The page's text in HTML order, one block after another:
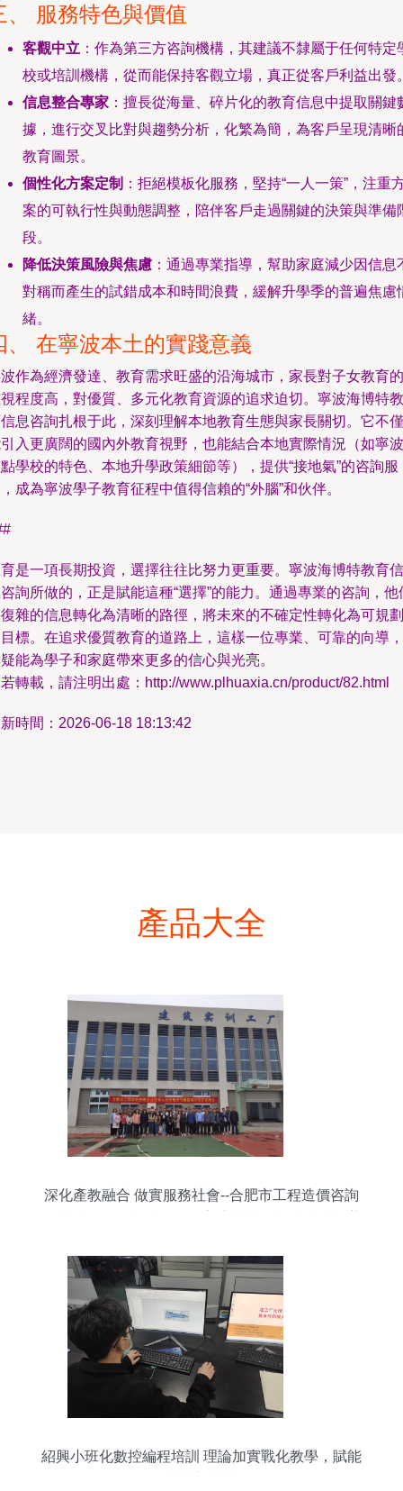
、 服務特色與價值
客觀中立 ：作為第三方咨詢機構，其建議不隸屬于任何特定
校或培訓機構，從而能保持客觀立場，真正從客戶利益出發
信息整合專家 ：擅長從海量、碎片化的教育信息中提取關鍵
據，進行交叉比對與趨勢分析，化繁為簡，為客戶呈現清晰
教育圖景。
個性化方案定制 ：拒絕模板化服務，堅持“一人一策”，注重
案的可執行性與動態調整，陪伴客戶走過關鍵的決策與準備
段。
降低決策風險與焦慮 ：通過專業指導，幫助家庭減少因信息
對稱而產生的試錯成本和時間浪費，緩解升學季的普遍焦慮
緒。
、 在寧波本土的實踐意義
作為經濟發達、教育需求旺盛的沿海城市，家長對子女教育的
程度高，對優質、多元化教育資源的追求迫切。寧波海博特教
息咨詢扎根于此，深刻理解本地教育生態與家長關切。它不僅
入更廣闊的國內外教育視野，也能結合本地實際情況（如寧波
學校的特色、本地升學政策細節等），提供“接地氣”的咨詢服
成為寧波學子教育征程中值得信賴的“外腦”和伙伴。
是一項長期投資，選擇往往比努力更重要。寧波海博特教育信
詢所做的，正是賦能這種“選擇”的能力。通過專業的咨詢，他
雜的信息轉化為清晰的路徑，將未來的不確定性轉化為可規劃
標。在追求優質教育的道路上，這樣一位專業、可靠的向導，
能為學子和家庭帶來更多的信心與光亮。
轉載，請注明出處：http://www.plhuaxia.cn/product/82.html
時間：2026-06-18 18:13:42
產品大全
深化產教融合 做實服務社會--合肥市工程造價咨詢
紹興小班化數控編程培訓 理論加實戰化教學，賦能